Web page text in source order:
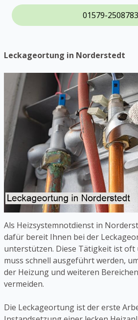
01579-2508783
Leckageortung in Norderstedt
Als Heizsystemnotdienst in
dafür bereit Ihnen bei der
unterstützen. Diese Tätigkeit ist oft
muss schnell ausgeführt werden,
der Heizung und weiteren
vermeiden.
Die Leckageortung ist der erste